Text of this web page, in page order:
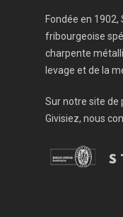
Fondée en 1902,
fribourgeoise
charpente
levage et de la
Sur notre site de
Givisiez, nous